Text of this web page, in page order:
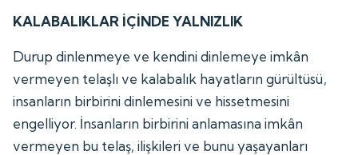
KALABALIKLAR İÇİNDE YALNIZLIK
Durup dinlenmeye ve kendini dinlemeye imkân
vermeyen telaşlı ve kalabalık hayatların gürültüsü,
insanların birbirini dinlemesini ve hissetmesini
engelliyor. İnsanların birbirini anlamasına imkân
vermeyen bu telaş, ilişkileri ve bunu yaşayanları